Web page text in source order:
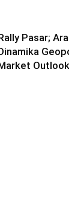
Pasar;